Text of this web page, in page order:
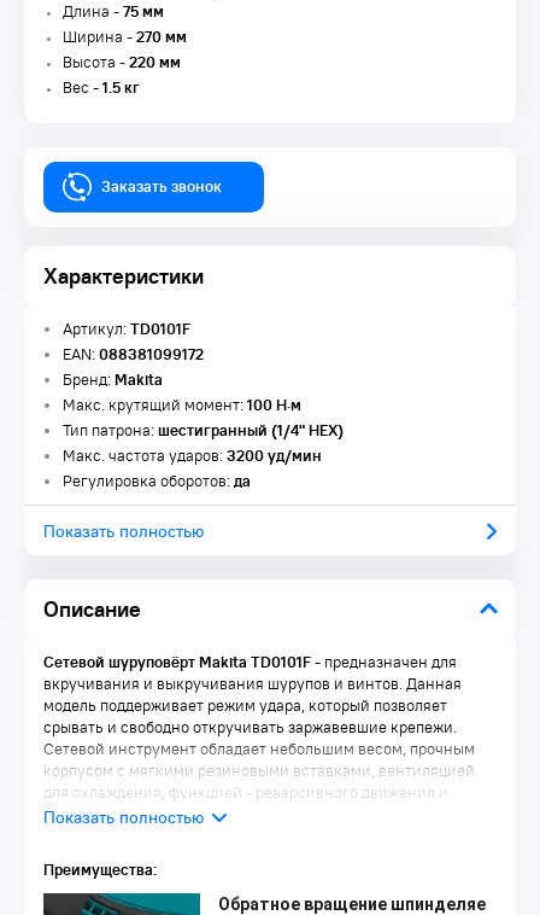
Длина -75 мм
Ширина -270 мм
Высота -220 мм
Вес -1.5 кг
Заказать звонок
Характеристики
Описание
Артикул:TD0101F
EAN:088381099172
Бренд:Makita
Макс. крутящий момент:100 Н·м
Тип патрона:шестигранный (1/4" НЕХ)
Макс. частота ударов:3200 уд/мин
Регулировка оборотов:да
Показать полностью
Сетевой шуруповёрт Makita TD0101F- предназначен для
вкручивания и выкручивания шурупов и винтов. Данная
модель поддерживает режим удара, который позволяет
срывать и свободно откручивать заржавевшие крепежи.
Сетевой инструмент обладает небольшим весом, прочным
корпусом с мягкими резиновыми вставками, вентиляцией
для охлаждения, функцией - реверсивного движения и
подсветкой.
Преимущества:
Обратное вращение шпинделяе